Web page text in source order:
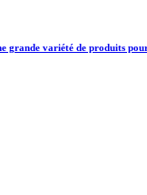
grande variété de produits